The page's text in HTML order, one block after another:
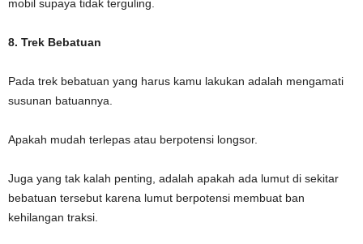
mobil supaya tidak terguling.
8. Trek Bebatuan
Pada trek bebatuan yang harus kamu lakukan adalah mengamati
susunan batuannya.
Apakah mudah terlepas atau berpotensi longsor.
Juga yang tak kalah penting, adalah apakah ada lumut di sekitar
bebatuan tersebut karena lumut berpotensi membuat ban
kehilangan traksi.